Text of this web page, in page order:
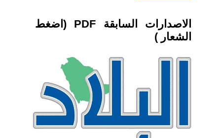
الاصدارات السابقة PDF (اضغط
الشعار )